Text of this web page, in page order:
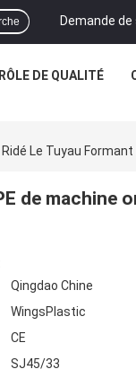
Demande
DE QUALITÉ
Le Tuyau
de machine
Qingdao Chine
WingsPlastic
CE
SJ45/33